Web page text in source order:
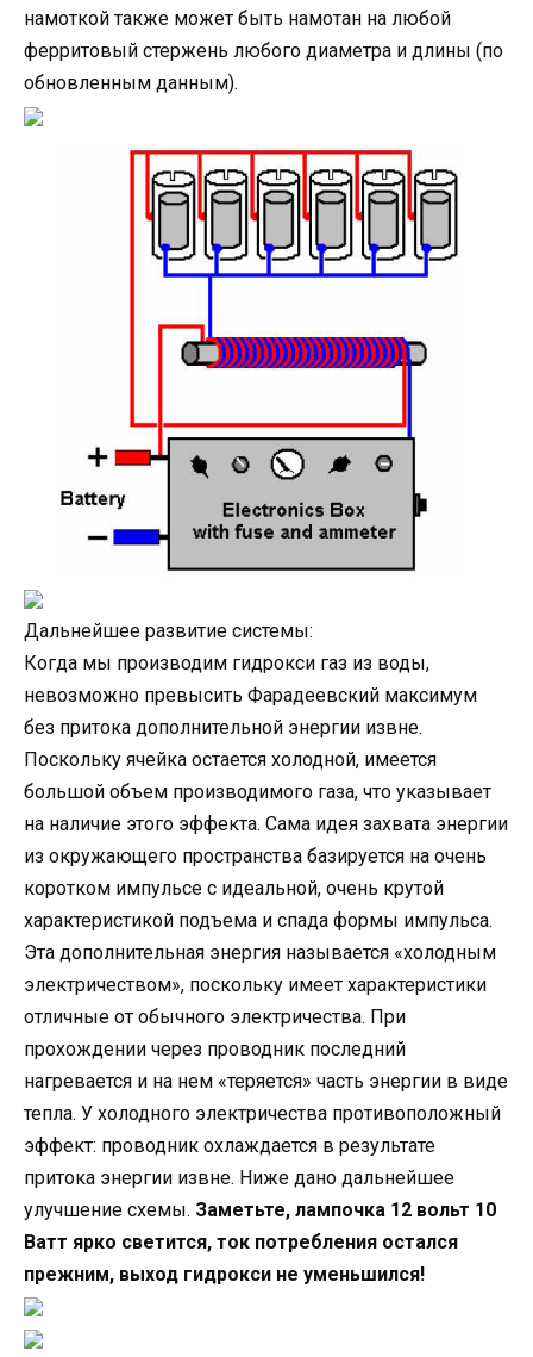
намоткой также может быть намотан на любой
ферритовый стержень любого диаметра и длины (по
обновленным данным).
Дальнейшее развитие системы:
Когда мы производим гидрокси газ из воды,
невозможно превысить Фарадеевский максимум
без притока дополнительной энергии извне.
Поскольку ячейка остается холодной, имеется
большой объем производимого газа, что указывает
на наличие этого эффекта. Сама идея захвата энергии
из окружающего пространства базируется на очень
коротком импульсе с идеальной, очень крутой
характеристикой подъема и спада формы импульса.
Эта дополнительная энергия называется «холодным
электричеством», поскольку имеет характеристики
отличные от обычного электричества. При
прохождении через проводник последний
нагревается и на нем «теряется» часть энергии в виде
тепла. У холодного электричества противоположный
эффект: проводник охлаждается в результате
притока энергии извне. Ниже дано дальнейшее
улучшение схемы. Заметьте, лампочка 12 вольт 10
Ватт ярко светится, ток потребления остался
прежним, выход гидрокси не уменьшился!